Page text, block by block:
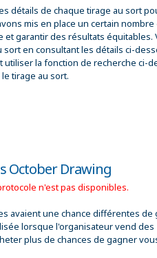
détails de chaque tirage au sort
mis en place un certain nombre
garantir des résultats équitables.
en consultant les détails ci-
utiliser la fonction de recherche ci-
tirage au sort.
October Drawing
n'est pas disponibles.
avaient une chance différentes de
lorsque l'organisateur vend des
plus de chances de gagner